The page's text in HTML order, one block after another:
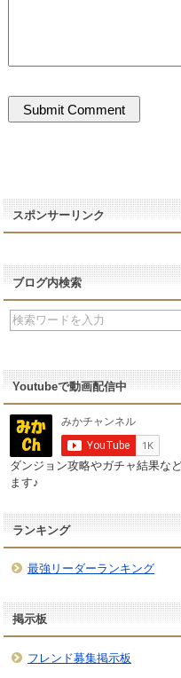
スポンサーリンク
ブログ内検索
Youtubeで動画配信中
ダンジョン攻略やガチャ結果な
ます♪
ランキング
最強リーダーランキング
掲示板
フレンド募集掲示板